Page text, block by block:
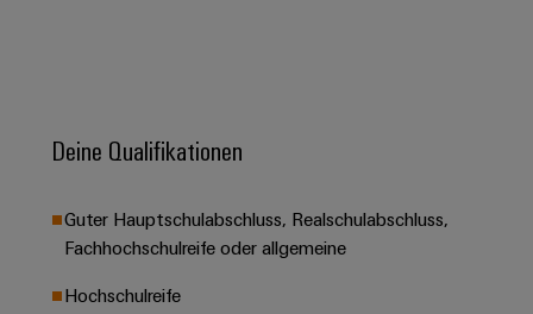
Segmente
und
Fabrikautomation
Öl
Automation
Industrial
Analytics
Industrial
Automatisierung
Software
Steuerungen
und
Trainings
und
Webinare
Partner
IIoT
and
Automation
Workshops
für
Deine Qualifikationen
Guter Hauptschulabschluss, Realschulabschluss,
Fachhochschulreife oder allgemeine
Hochschulreife